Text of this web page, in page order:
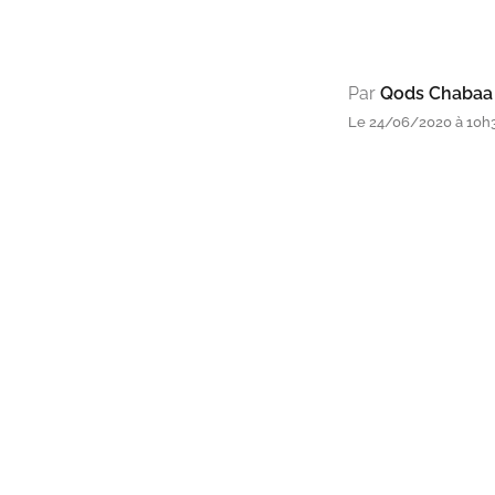
Par Qods Chabaa
Le 24/06/2020 à